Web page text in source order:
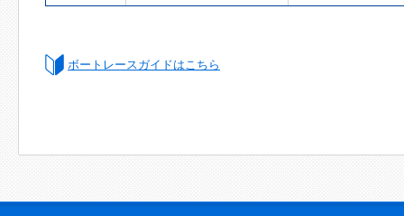
ボートレースガイドはこちら